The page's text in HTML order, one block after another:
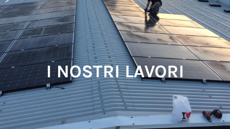
I NOSTRI LAVORI